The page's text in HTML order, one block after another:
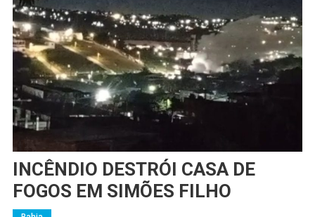
INCÊNDIO DESTRÓI CASA DE
FOGOS EM SIMÕES FILHO